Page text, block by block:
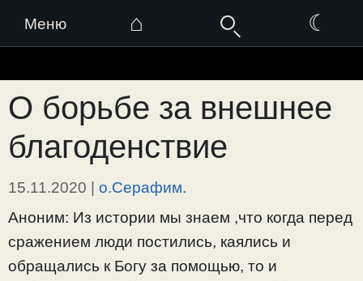
Меню ⌂ ☾
к
содержимому
О борьбе за внешнее
благоденствие
15.11.2020 | о.Серафим.
Аноним: Из истории мы знаем ,что когда перед
сражением люди постились, каялись и
обращались к Богу за помощью, то и